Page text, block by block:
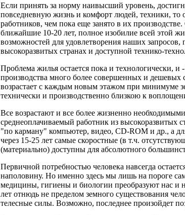
Если принять за норму наивысший уровень,
повседневную жизнь и комфорт людей, техники, то
работников, чем пока еще занято в их
ближайшие 10-20 лет, полное изобилие всей этой
возможностей для удовлетворения наших
высокоразвитых странах и доступной технико-
Проблема жилья остается пока и технологически,
производства много более совершенных и дешевых
возрастает с каждым новым этажом при минимуме
технически и производственно близкою к
Все возрастают и все более жизненно
среднеоплачиваемый работник из высокоразвитых
"по карману" компьютер, видео, CD-ROM и др., а
через 15-25 лет самые скоростные (в т.ч.
(материально) доступны для абсолютного
Первичной потребностью человека навсегда
наполовину. Но именно здесь мы лишь на пороге
медицины, гигиены и биологии преобразуют нас и
лет отнюдь не пределом земного существования
телесные силы. Возможно, последнее произойдет